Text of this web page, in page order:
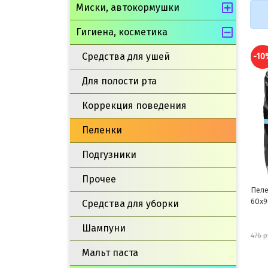
Миски, автокормушки
Гигиена, косметика
Средства для ушей
Для полости рта
Коррекция поведения
Пеленки
Подгузники
Прочее
Средства для уборки
Шампуни
Мальт паста
-
476